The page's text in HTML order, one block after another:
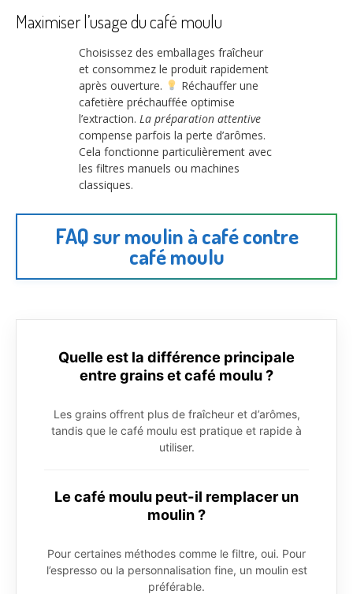
Maximiser l’usage du café moulu
Choisissez des emballages fraîcheur
et consommez le produit rapidement
après ouverture.
Réchauffer une
cafetière préchauffée optimise
l’extraction. La préparation attentive
compense parfois la perte d’arômes.
Cela fonctionne particulièrement avec
les filtres manuels ou machines
classiques.
FAQ sur moulin à café contre
café moulu
Quelle est la différence principale
entre grains et café moulu ?
Les grains offrent plus de fraîcheur et d’arômes,
tandis que le café moulu est pratique et rapide à
utiliser.
Le café moulu peut-il remplacer un
moulin ?
Pour certaines méthodes comme le filtre, oui. Pour
l’espresso ou la personnalisation fine, un moulin est
préférable.